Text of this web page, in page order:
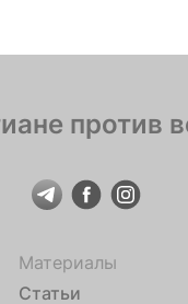
против
Материалы
Статьи